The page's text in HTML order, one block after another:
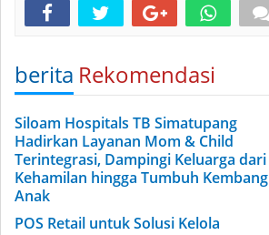
berita Rekomendasi
Siloam Hospitals TB Simatupang
Hadirkan Layanan Mom & Child
Terintegrasi, Dampingi Keluarga dari
Kehamilan hingga Tumbuh Kembang
Anak
POS Retail untuk Solusi Kelola